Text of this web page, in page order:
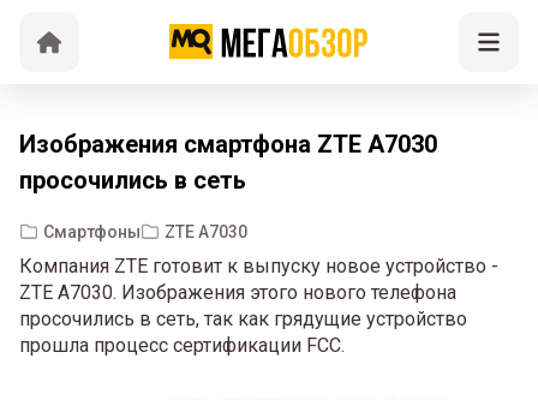
Изображения смартфона ZTE A7030
просочились в сеть
Смартфоны ZTE A7030
Компания ZTE готовит к выпуску новое устройство -
ZTE A7030. Изображения этого нового телефона
просочились в сеть, так как грядущие устройство
прошла процесс сертификации FCC.